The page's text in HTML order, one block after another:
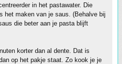
in het pastawater. Die
het maken van je saus. (Behalve bij
die beter aan je pasta blijft
korter dan al dente. Dat is
op het pakje staat. Zo kook je je